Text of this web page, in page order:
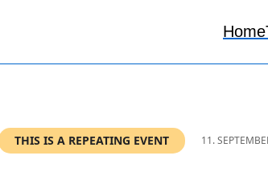
Home
THIS IS A REPEATING EVENT 11.